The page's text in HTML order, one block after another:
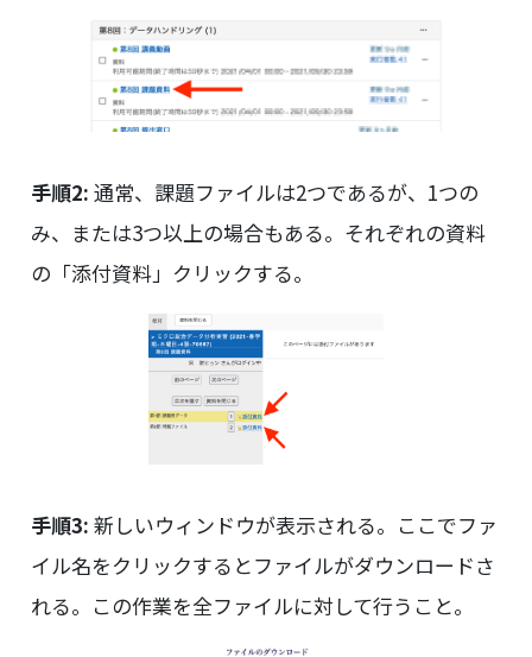
手順2: 通常、課題ファイルは2つであるが、1つの
み、または3つ以上の場合もある。それぞれの資料
の「添付資料」クリックする。
手順3: 新しいウィンドウが表示される。ここでファ
イル名をクリックするとファイルがダウンロードさ
れる。この作業を全ファイルに対して行うこと。